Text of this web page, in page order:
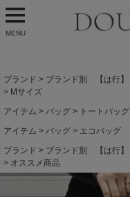
MENU
ブランド ブランド別 【は行】
Mサイズ
アイテム
バッグ
トートバッグ
アイテム
バッグ
エコバッグ
ブランド
ブランド別 【は行】
オススメ商品